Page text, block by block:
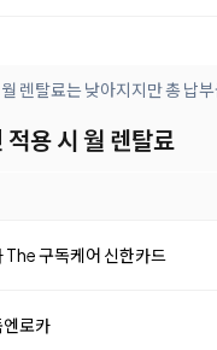
렌탈료는 낮아지지만 총 납
용 시 월 렌탈료
The 구독케어 신한카드
로카